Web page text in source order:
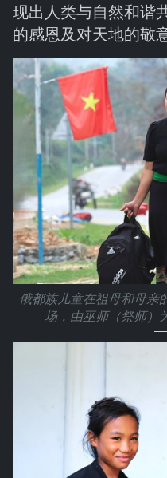
现出人类与自然和谐
的感恩及对天地的敬意
俄都族儿童在祖母和母亲
场，由巫师（祭师）